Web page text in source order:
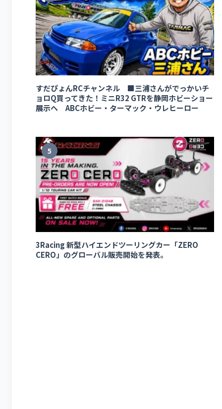
すだぴょんRCチャンネル ■三浦さんがでっかいチ
ョロQ買ってきた！ミニR32 GTRを静岡ホビーショー
展示へ ABCホビー・ターマック・ウレヒーロー
5
3Racing 新型ハイエンドツーリングカー「ZERO
CERO」のグローバル販売開始を発表。